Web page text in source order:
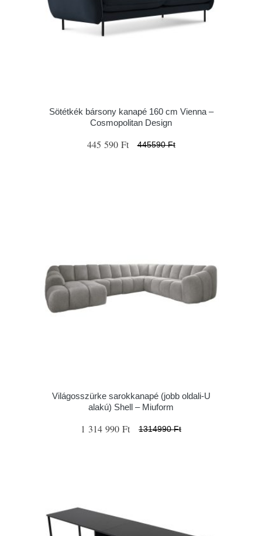
Sötétkék bársony kanapé 160 cm Vienna –
Cosmopolitan Design
445 590 Ft 445590 Ft
Világosszürke sarokkanapé (jobb oldali-U
alakú) Shell – Miuform
1 314 990 Ft 1314990 Ft